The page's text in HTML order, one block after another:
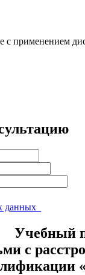
с применением
данных
Учебный
с